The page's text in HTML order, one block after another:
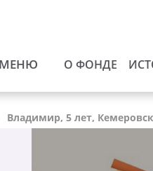
МЕНЮ О ФОНДЕ
Владимир, 5 лет,